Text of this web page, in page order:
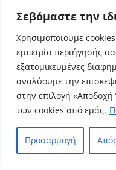
Σεβόμαστε την
Χρησιμοποιούμε
εμπειρία περιήγησής
εξατομικευμένες
αναλύουμε την
στην επιλογή
των cookies από εμάς.
Προσαρμογή